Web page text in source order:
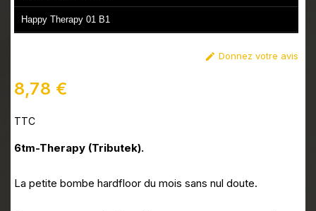
Happy Therapy 01 B1
 Donnez votre avis
8,78 €
TTC
6tm-Therapy (Tributek).
La petite bombe hardfloor du mois sans nul doute.